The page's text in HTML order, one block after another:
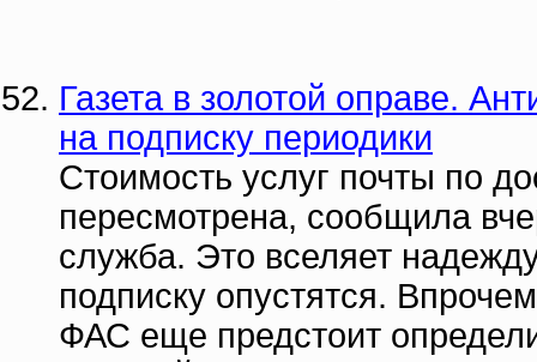
Газета в золотой оправе.
на подписку периодики
Стоимость услуг почты по
пересмотрена, сообщила
служба. Это вселяет
подписку опустятся.
ФАС еще предстоит